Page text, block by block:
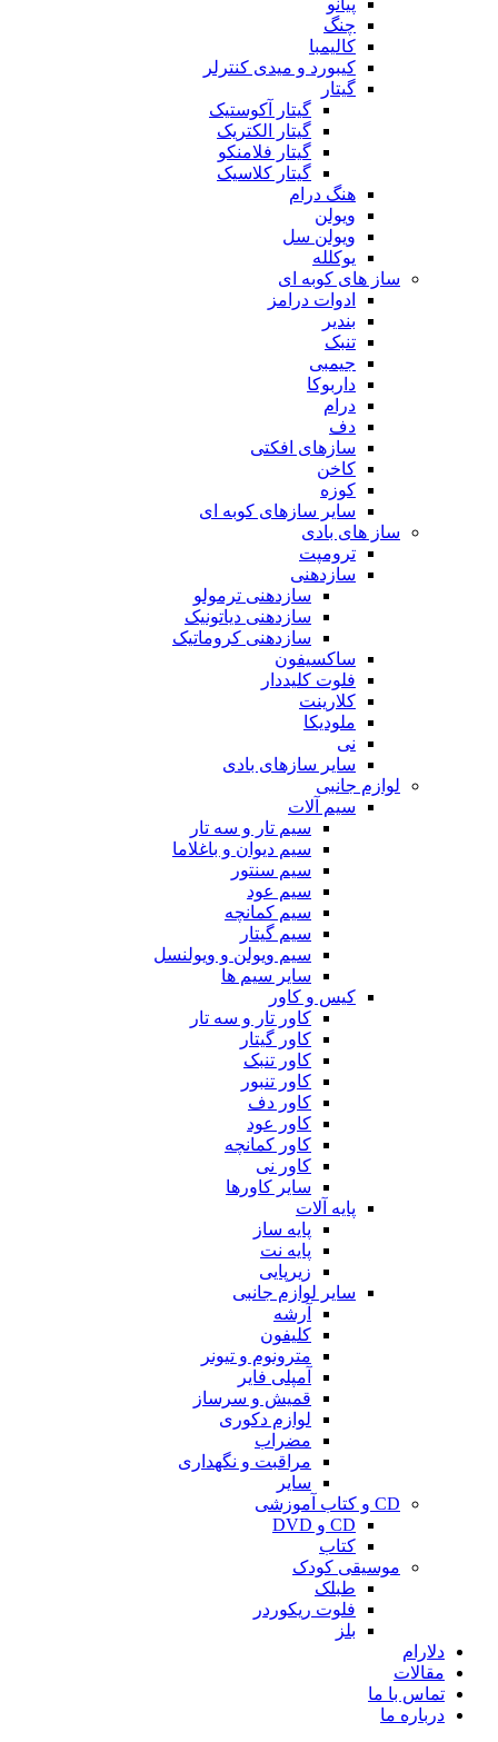
چنگ
کالیمبا
کیبورد و میدی کنترلر
گیتار
گیتار آکوستیک
گیتار الکتریک
گیتار فلامنکو
گیتار کلاسیک
هنگ درام
ویولن
ویولن سل
یوکلله
ساز های کوبه ای
ادوات درامز
بندیر
تنبک
جیمبی
داربوکا
درام
دف
سازهای افکتی
کاخن
کوزه
سایر سازهای کوبه ای
ساز های بادی
ترومپت
سازدهنی
سازدهنی ترمولو
سازدهنی دیاتونیک
سازدهنی کروماتیک
ساکسیفون
فلوت کلیددار
کلارینت
ملودیکا
نی
سایر سازهای بادی
لوازم جانبی
سیم آلات
سیم تار و سه تار
سیم دیوان و باغلاما
سیم سنتور
سیم عود
سیم کمانچه
سیم گیتار
سیم ویولن و ویولنسل
سایر سیم ها
کیس و کاور
کاور تار و سه تار
کاور گیتار
کاور تنبک
کاور تنبور
کاور دف
کاور عود
کاور کمانچه
کاور نی
سایر کاورها
پایه آلات
پایه ساز
پایه نت
زیرپایی
سایر لوازم جانبی
آرشه
کلیفون
مترونوم و تیونر
آمپلی فایر
قمیش و سرساز
لوازم دکوری
مضراب
مراقبت و نگهداری
سایر
CD و کتاب آموزشی
CD و DVD
کتاب
موسیقی کودک
طبلک
فلوت ریکوردر
بلز
دلارام
مقالات
تماس با ما
درباره ما